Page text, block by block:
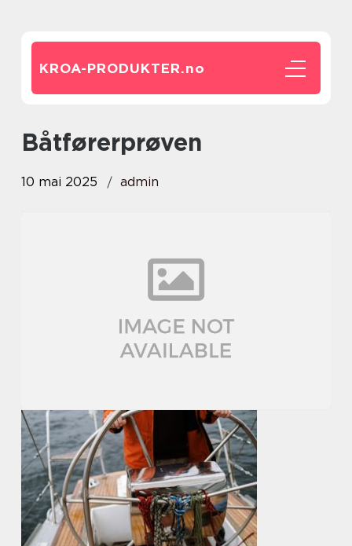
KROA-PRODUKTER.no
Båtførerprøven
10 mai 2025 admin